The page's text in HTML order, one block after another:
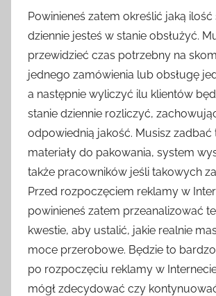
Powinieneś zatem określić jaką
dziennie jesteś w stanie obsłużyć.
przewidzieć czas potrzebny na
jednego zamówienia lub obsługę
a następnie wyliczyć ilu klientów
stanie dziennie rozliczyć,
odpowiednią jakość. Musisz zadbać
materiały do pakowania, system
także pracowników jeśli takowych
Przed rozpoczęciem reklamy w
powinieneś zatem przeanalizować
kwestie, aby ustalić, jakie realnie
moce przerobowe. Będzie to
po rozpoczęciu reklamy w
mógł zdecydować czy